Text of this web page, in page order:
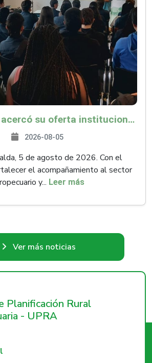
ICA Risaralda acercó su oferta institucional a productores y emprendedores en Expocamello
2026-08-05
5 de agosto de 2026. Con el
el acompañamiento al sector
y... Leer más
Ver más noticias
Planificación Rural
- UPRA